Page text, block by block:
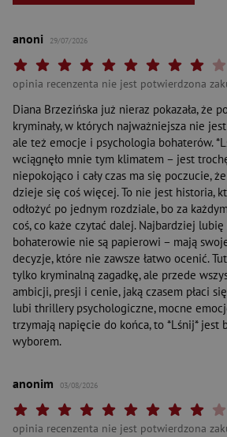
anoni 29/07/2026
Twoja
Twoja
Twoja ocena:
Twoja ocena: Dobra
Twoja ocena: Przeciętna
Twoja ocena: Może być 4/10"
Twoja ocena: Słaba 3/10"
Twoja ocena: Bardzo słaba 2/10"
Twoja ocena: Beznadziejna 1/10"
opinia recenzenta nie jest potwierdzona
Diana Brzezińska już nieraz pokazała, że
kryminały, w których najważniejsza nie
ale też emocje i psychologia bohaterów.
wciągnęło mnie tym klimatem – jest
niepokojąco i cały czas ma się poczucie,
dzieje się coś więcej. To nie jest historia,
odłożyć po jednym rozdziale, bo za
coś, co każe czytać dalej. Najbardziej
bohaterowie nie są papierowi – mają
decyzje, które nie zawsze łatwo ocenić.
tylko kryminalną zagadkę, ale przede
ambicji, presji i cenie, jaką czasem płaci
lubi thrillery psychologiczne, mocne
trzymają napięcie do końca, to *Lśnij* jest
wyborem.
anonim 03/08/2026
Twoja
Twoja
Twoja ocena:
Twoja ocena: Dobra
Twoja ocena: Przeciętna
Twoja ocena: Może być 4/10"
Twoja ocena: Słaba 3/10"
Twoja ocena: Bardzo słaba 2/10"
Twoja ocena: Beznadziejna 1/10"
opinia recenzenta nie jest potwierdzona